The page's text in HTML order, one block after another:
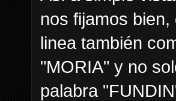
nos fijamos
linea también
"MORIA" y no
palabra